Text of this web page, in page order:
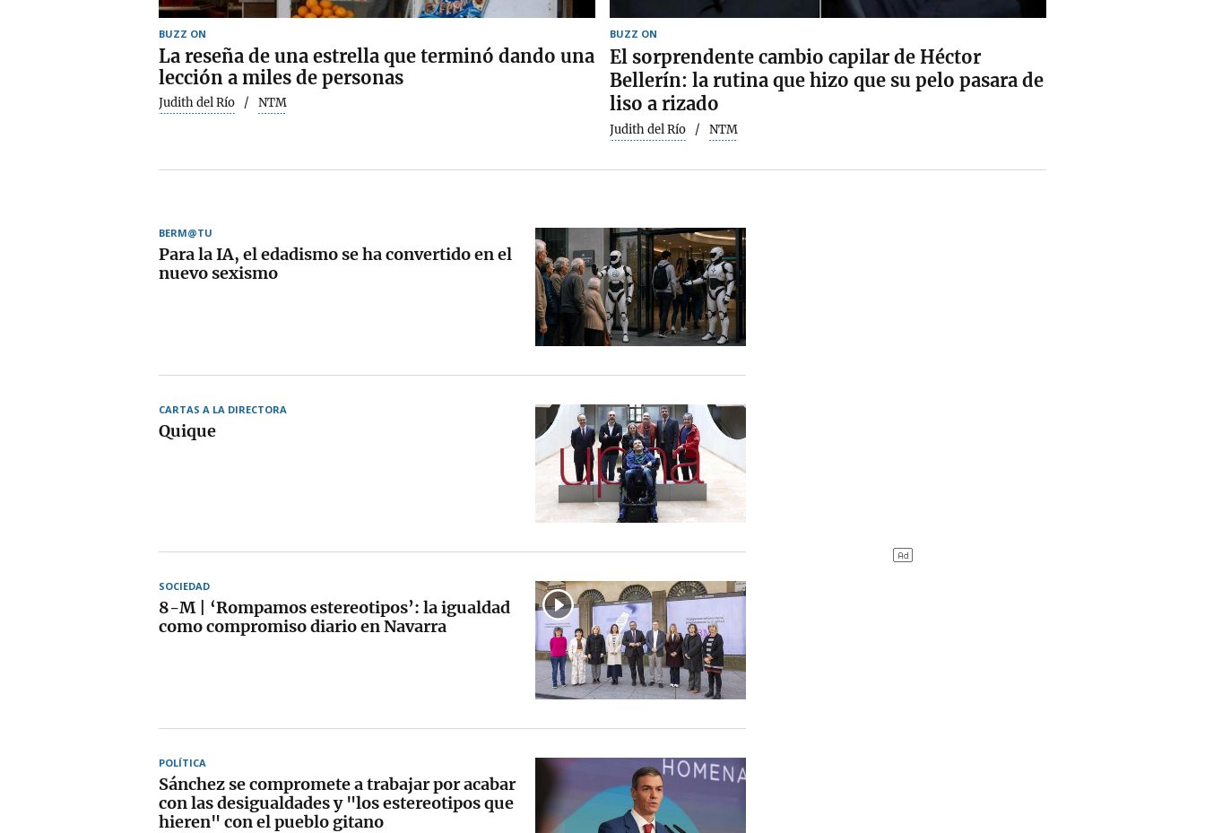
BUZZ ON
La reseña de una estrella que terminó dando una
lección a miles de personas
Judith del Río NTM
BUZZ ON
El sorprendente cambio capilar de Héctor
Bellerín: la rutina que hizo que su pelo pasara de
liso a rizado
Judith del Río NTM
BERM@TU
Para la IA, el edadismo se ha convertido en el
nuevo sexismo
CARTAS A LA DIRECTORA
Quique
SOCIEDAD
8-M | ‘Rompamos estereotipos’: la igualdad
como compromiso diario en Navarra
POLÍTICA
Sánchez se compromete a trabajar por acabar
con las desigualdades y "los estereotipos que
hieren" con el pueblo gitano